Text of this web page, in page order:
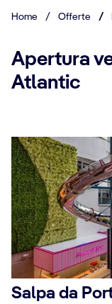
Home / Offerte /
Apertura
Atlantic
Salpa da